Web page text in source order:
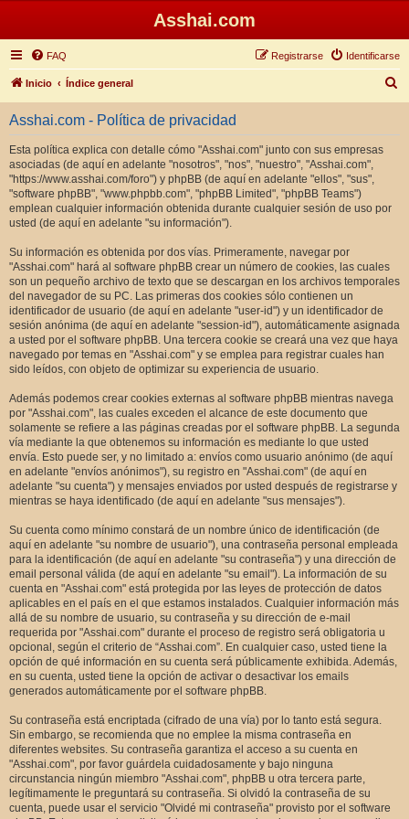
Asshai.com
FAQ Identificarse
Registrarse
Inicio Índice general
u
Asshai.com - Política de privacidad
Esta política explica con detalle cómo "Asshai.com" junto con sus empresas
asociadas (de aquí en adelante "nosotros", "nos", "nuestro", "Asshai.com",
"https://www.asshai.com/foro") y phpBB (de aquí en adelante "ellos", "sus",
"software phpBB", "www.phpbb.com", "phpBB Limited", "phpBB Teams")
emplean cualquier información obtenida durante cualquier sesión de uso por
usted (de aquí en adelante "su información").
Su información es obtenida por dos vías. Primeramente, navegar por
"Asshai.com" hará al software phpBB crear un número de cookies, las cuales
son un pequeño archivo de texto que se descargan en los archivos temporales
del navegador de su PC. Las primeras dos cookies sólo contienen un
identificador de usuario (de aquí en adelante "user-id") y un identificador de
sesión anónima (de aquí en adelante "session-id"), automáticamente asignada
a usted por el software phpBB. Una tercera cookie se creará una vez que haya
navegado por temas en "Asshai.com" y se emplea para registrar cuales han
sido leídos, con objeto de optimizar su experiencia de usuario.
Además podemos crear cookies externas al software phpBB mientras navega
por "Asshai.com", las cuales exceden el alcance de este documento que
solamente se refiere a las páginas creadas por el software phpBB. La segunda
vía mediante la que obtenemos su información es mediante lo que usted
envía. Esto puede ser, y no limitado a: envíos como usuario anónimo (de aquí
en adelante "envíos anónimos"), su registro en "Asshai.com" (de aquí en
adelante "su cuenta") y mensajes enviados por usted después de registrarse y
mientras se haya identificado (de aquí en adelante "sus mensajes").
Su cuenta como mínimo constará de un nombre único de identificación (de
aquí en adelante "su nombre de usuario"), una contraseña personal empleada
para la identificación (de aquí en adelante "su contraseña") y una dirección de
email personal válida (de aquí en adelante "su email"). La información de su
cuenta en "Asshai.com" está protegida por las leyes de protección de datos
aplicables en el país en el que estamos instalados. Cualquier información más
allá de su nombre de usuario, su contraseña y su dirección de e-mail
requerida por "Asshai.com" durante el proceso de registro será obligatoria u
opcional, según el criterio de “Asshai.com”. En cualquier caso, usted tiene la
opción de qué información en su cuenta será públicamente exhibida. Además,
en su cuenta, usted tiene la opción de activar o desactivar los emails
generados automáticamente por el software phpBB.
Su contraseña está encriptada (cifrado de una vía) por lo tanto está segura.
Sin embargo, se recomienda que no emplee la misma contraseña en
diferentes websites. Su contraseña garantiza el acceso a su cuenta en
"Asshai.com", por favor guárdela cuidadosamente y bajo ninguna
circunstancia ningún miembro "Asshai.com", phpBB u otra tercera parte,
legítimamente le preguntará su contraseña. Si olvidó la contraseña de su
cuenta, puede usar el servicio "Olvidé mi contraseña" provisto por el software